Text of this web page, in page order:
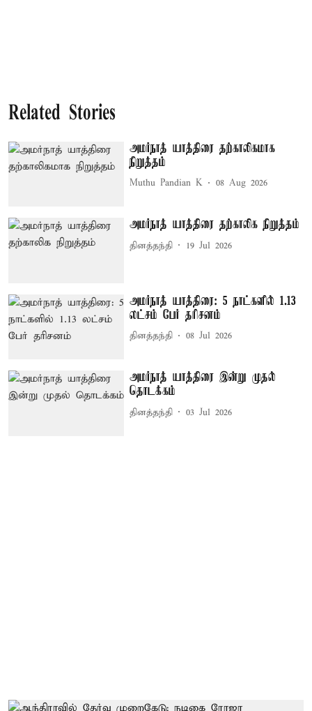
Related Stories
அமர்நாத் யாத்திரை தற்காலிகமாக
நிறுத்தம்
Muthu Pandian K 08 Aug 2026
அமர்நாத் யாத்திரை தற்காலிக நிறுத்தம்
தினத்தந்தி 19 Jul 2026
அமர்நாத் யாத்திரை: 5 நாட்களில் 1.13
லட்சம் பேர் தரிசனம்
தினத்தந்தி 08 Jul 2026
அமர்நாத் யாத்திரை இன்று முதல்
தொடக்கம்
தினத்தந்தி 03 Jul 2026